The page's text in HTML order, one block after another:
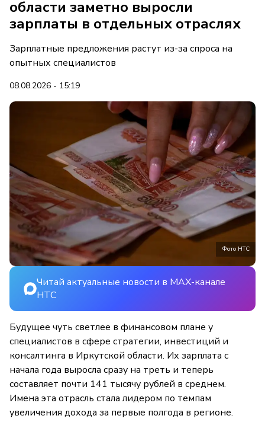
области заметно выросли
зарплаты в отдельных отраслях
Зарплатные предложения растут из-за спроса на
опытных специалистов
08.08.2026 - 15:19
Фото НТС
Читай актуальные новости в MAX-канале
НТС
Будущее чуть светлее в финансовом плане у
специалистов в сфере стратегии, инвестиций и
консалтинга в Иркутской области. Их зарплата с
начала года выросла сразу на треть и теперь
составляет почти 141 тысячу рублей в среднем.
Имена эта отрасль стала лидером по темпам
увеличения дохода за первые полгода в регионе.